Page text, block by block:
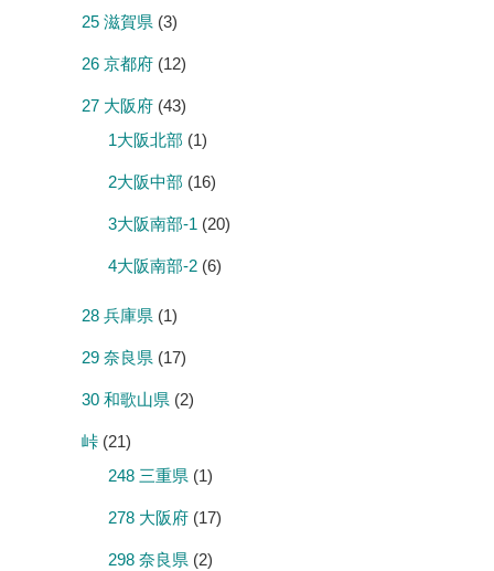
25 滋賀県 (3)
26 京都府 (12)
27 大阪府 (43)
1大阪北部 (1)
2大阪中部 (16)
3大阪南部-1 (20)
4大阪南部-2 (6)
28 兵庫県 (1)
29 奈良県 (17)
30 和歌山県 (2)
峠 (21)
248 三重県 (1)
278 大阪府 (17)
298 奈良県 (2)